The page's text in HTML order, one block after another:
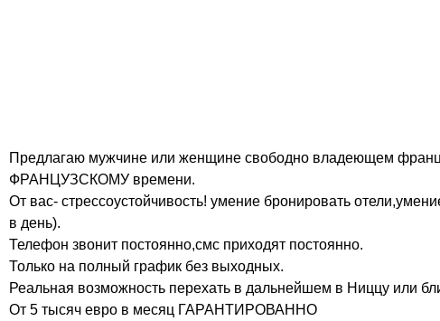
Предлагаю мужчине или женщине свободно владеющем
ФРАНЦУЗСКОМУ времени.
От вас- стрессоустойчивость! умение бронировать
в день).
Телефон звонит постоянно,смс приходят постоянно.
Только на полный график без выходных.
Реальная возможность перехать в дальнейшем в Ниццу или
От 5 тысяч евро в месяц ГАРАНТИРОВАННО